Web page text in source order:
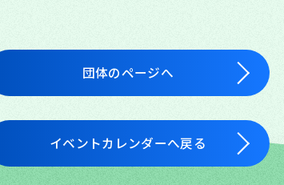
団体のページへ
イベントカレンダーへ戻る